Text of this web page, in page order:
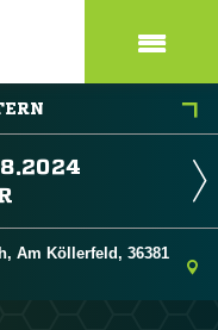
Am Köllerfeld, 36381